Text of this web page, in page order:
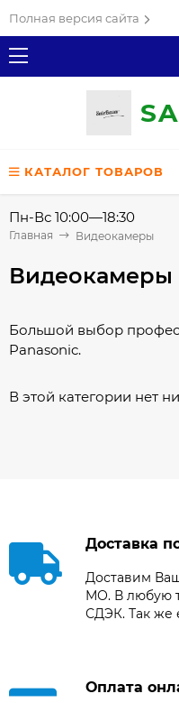
Полная версия сайта
КАТАЛОГ ТОВАРОВ
Пн-Вс 10:00—18:30
Главная Видеокамеры
Видеокамеры
Большой выбор
Panasonic.
В этой категории нет
Доставка
Доставим
МО. В любую
СДЭК. Так же
Оплата